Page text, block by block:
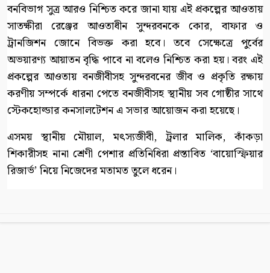
বনবিভাগ সুত্র আরও নিশ্চিত করে জানা যায় এই প্রকল্পের আওতায়
সাতক্ষীরা রেঞ্জের আওতাধীন সুন্দরবনকে কোর, বাফার ও
ট্রানজিশন জোনে বিভক্ত করা হবে। তবে সেক্ষেত্রে পুর্বের
অভয়ারণ্য আয়াতন বৃদ্ধি পাবে না বলেও নিশ্চিত করা হয়। বরং এই
প্রকল্পের আওতায় বনজীবীসহ সুন্দরবনের জীব ও প্রকৃতি রক্ষায়
করণীয় সম্পর্কে ধারনা পেতে বনজীবীসহ স্থানীয় সব গোষ্ঠীর সাথে
স্টেকহোল্ডার কনসালটেশন এ সভার আয়োজন করা হয়েছে।
এসময় স্থানীয় মৌয়াল, মৎস্যজীবী, ট্রলার মালিক, কাঁকড়া
শিকারীসহ নানা শ্রেণী পেশার প্রতিনিধিরা প্রস্তাবিত ‘বায়োস্ফিয়ার
রিজার্ভ’ নিয়ে নিজেদের মতামত তুলে ধরেন।